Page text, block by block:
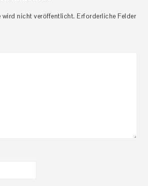
wird nicht veröffentlicht. Erforderliche Felder